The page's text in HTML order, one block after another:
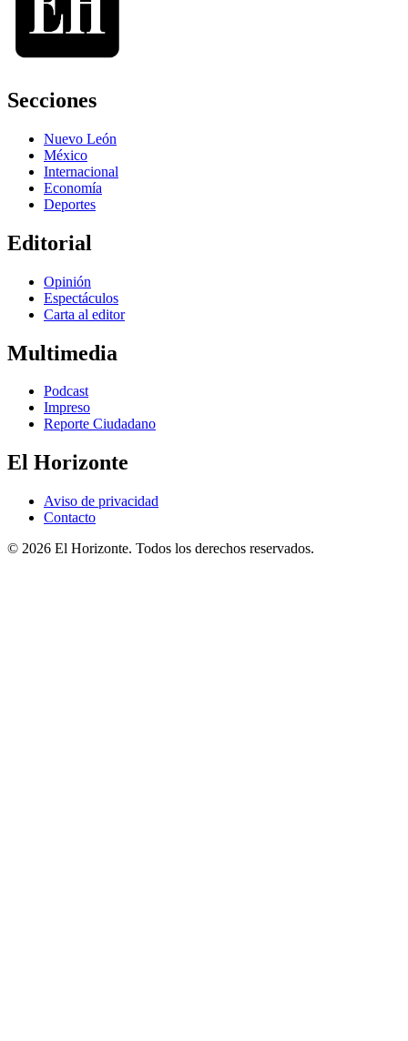
Secciones
Nuevo León
México
Internacional
Economía
Deportes
Editorial
Opinión
Espectáculos
Carta al editor
Multimedia
Podcast
Impreso
Reporte Ciudadano
El Horizonte
Aviso de privacidad
Contacto
© 2026 El Horizonte. Todos los derechos reservados.